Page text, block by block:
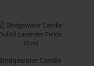
Bridgewater Candle